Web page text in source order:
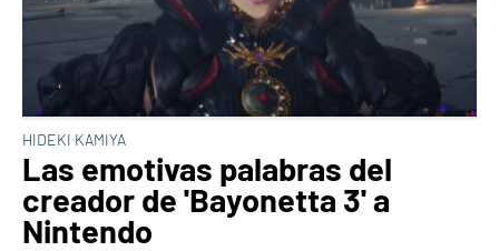
HIDEKI KAMIYA
Las emotivas palabras del
creador de 'Bayonetta 3' a
Nintendo